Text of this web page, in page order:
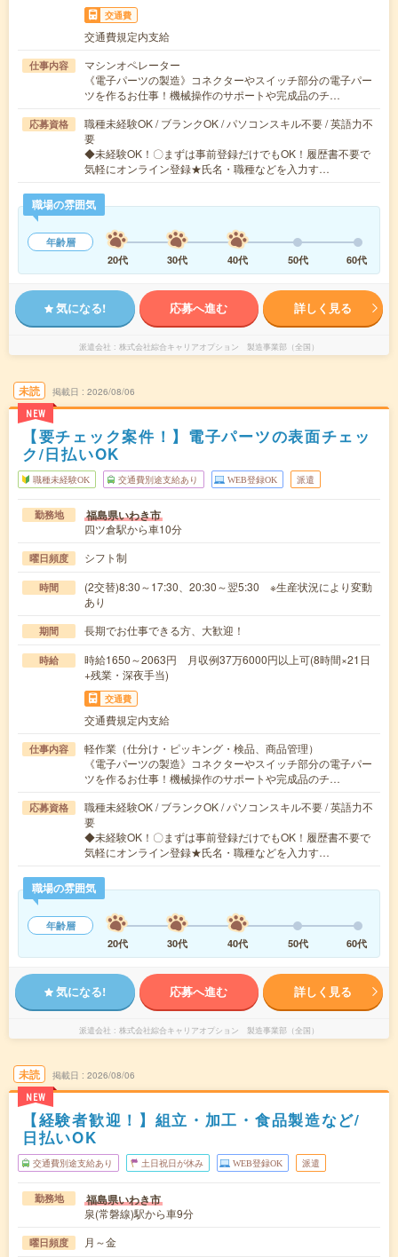
交通費
交通費規定内支給
仕事内容
マシンオペレーター
《電子パーツの製造》コネクターやスイッチ部分の電子パー
ツを作るお仕事！機械操作のサポートや完成品のチ…
応募資格
職種未経験OK / ブランクOK / パソコンスキル不要 / 英語力不
要
◆未経験OK！〇まずは事前登録だけでもOK！履歴書不要で
気軽にオンライン登録★氏名・職種などを入力す…
職場の雰囲気
年齢層
20代
30代 40代 50代 60代
気になる! 応募へ進む 詳しく見る
派遣会社 株式会社綜合キャリアオプション 製造事業部（全国）
未読
NEW
掲載日 2026/08/06
【要チェック案件！】電子パーツの表面チェッ
ク/日払いOK
職種未経験OK 交通費別途支給あり WEB登録OK 派遣
勤務地 福島県いわき市
四ツ倉駅から車10分
曜日頻度 シフト制
時間
(2交替)8:30～17:30、20:30～翌5:30 ※生産状況により変動
あり
期間 長期でお仕事できる方、大歓迎！
時給
時給1650～2063円 月収例37万6000円以上可(8時間×21日
+残業・深夜手当)
交通費
交通費規定内支給
仕事内容
軽作業（仕分け・ピッキング・検品、商品管理）
《電子パーツの製造》コネクターやスイッチ部分の電子パー
ツを作るお仕事！機械操作のサポートや完成品のチ…
応募資格
職種未経験OK / ブランクOK / パソコンスキル不要 / 英語力不
要
◆未経験OK！〇まずは事前登録だけでもOK！履歴書不要で
気軽にオンライン登録★氏名・職種などを入力す…
職場の雰囲気
年齢層
20代
30代 40代 50代 60代
気になる! 応募へ進む 詳しく見る
派遣会社 株式会社綜合キャリアオプション 製造事業部（全国）
未読
NEW
掲載日 2026/08/06
【経験者歓迎！】組立・加工・食品製造など/
日払いOK
交通費別途支給あり 土日祝日が休み WEB登録OK 派遣
勤務地 福島県いわき市
泉(常磐線)駅から車9分
曜日頻度 月～金